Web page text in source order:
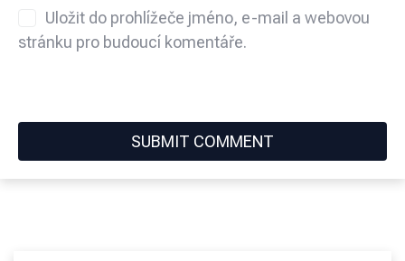
Uložit do prohlížeče jméno, e-mail a webovou
stránku pro budoucí komentáře.